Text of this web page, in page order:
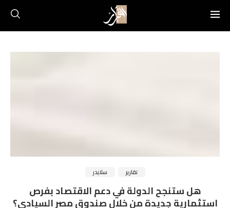
تقارير سلايدر
هل ستنجح الدولة في دعم الاقتصاد بفرص
استثمارية جديدة من خلال صندوق مصر السيادي؟